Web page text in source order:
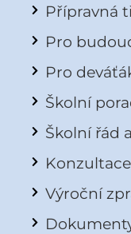
Přípravná
Pro
Pro
Školní
Školní řád
Konzultace
Výroční